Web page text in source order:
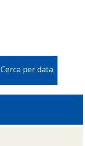
Cerca per data